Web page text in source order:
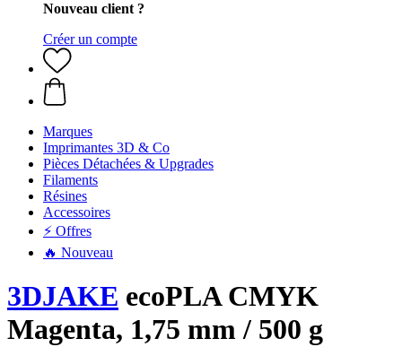
Nouveau client ?
Créer un compte
Marques
Imprimantes 3D & Co
Pièces Détachées & Upgrades
Filaments
Résines
Accessoires
⚡ Offres
🔥 Nouveau
3DJAKE ecoPLA CMYK
Magenta, 1,75 mm / 500 g